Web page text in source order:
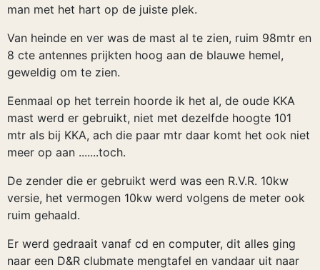
man met het hart op de juiste plek.
Van heinde en ver was de mast al te zien, ruim 98mtr en
8 cte antennes prijkten hoog aan de blauwe hemel,
geweldig om te zien.
Eenmaal op het terrein hoorde ik het al, de oude KKA
mast werd er gebruikt, niet met dezelfde hoogte 101
mtr als bij KKA, ach die paar mtr daar komt het ook niet
meer op aan .......toch.
De zender die er gebruikt werd was een R.V.R. 10kw
versie, het vermogen 10kw werd volgens de meter ook
ruim gehaald.
Er werd gedraait vanaf cd en computer, dit alles ging
naar een D&R clubmate mengtafel en vandaar uit naar